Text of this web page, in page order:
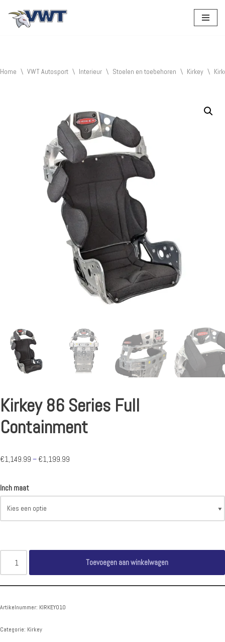
Home \ VWT Autosport \ Interieur \ Stoelen en toebehoren \ Kirkey \
Kirkey 86 Series Full
Containment
€1,149.99 – €1,199.99
Inch maat
Toevoegen aan winkelwagen
Artikelnummer: KIRKEY010
Categorie: Kirkey